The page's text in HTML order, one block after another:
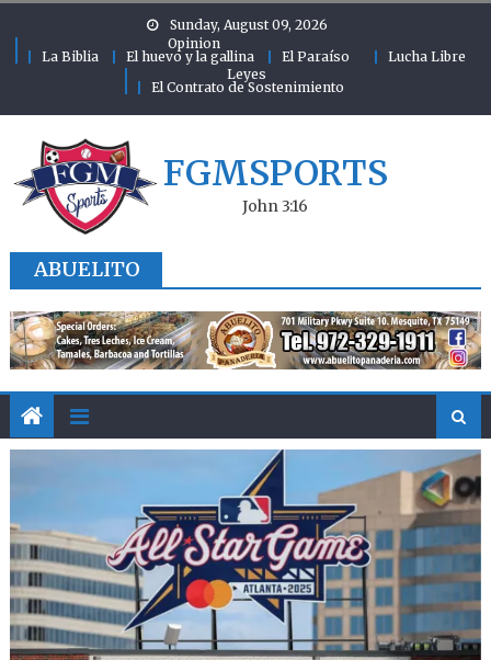
Sunday, August 09, 2026
Opinion
La Biblia
El huevo y la gallina El Paraíso
Lucha Libre
Leyes
El Contrato de Sostenimiento
FGMSPORTS
John 3:16
ABUELITO